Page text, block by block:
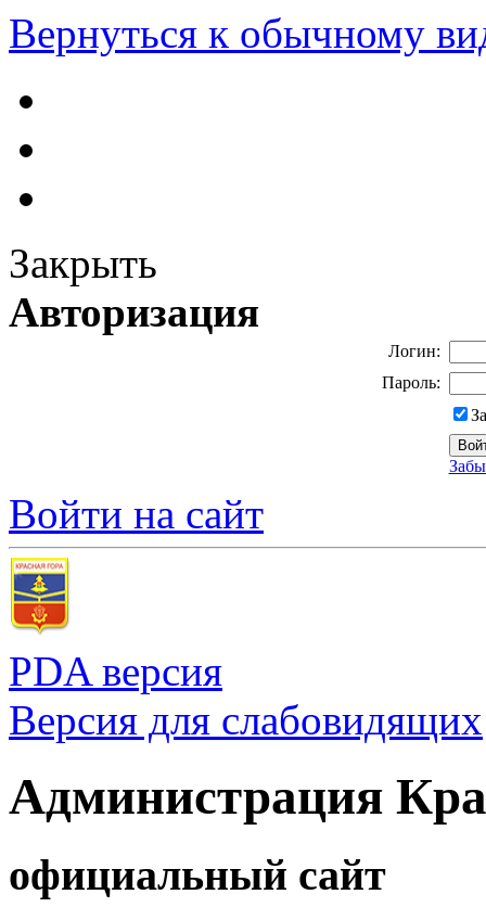
Вернуться к обычному
Закрыть
Авторизация
Логин:
Пароль:
Войти на сайт
PDA версия
Версия для слабовидящих
Администрация
официальный сайт